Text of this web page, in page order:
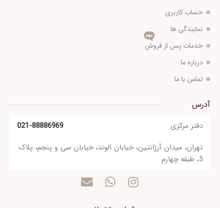
حساب کاربری
نمایندگی ها
خدمات پس از فروش
مهم
درباره ما
تماس با ما
آدرس
دفتر مرکزی
021-88886969
تهران، میدان آرژانتین، خیابان الوند، خیابان سی و پنجم، پلاک
5، طبقه چهارم